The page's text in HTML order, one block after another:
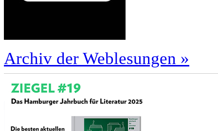
Archiv der Weblesungen »